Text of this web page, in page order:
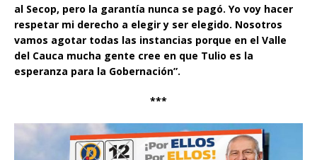
al Secop, pero la garantía nunca se pagó. Yo voy hacer
respetar mi derecho a elegir y ser elegido. Nosotros
vamos agotar todas las instancias porque en el Valle
del Cauca mucha gente cree en que Tulio es la
esperanza para la Gobernación”.
***